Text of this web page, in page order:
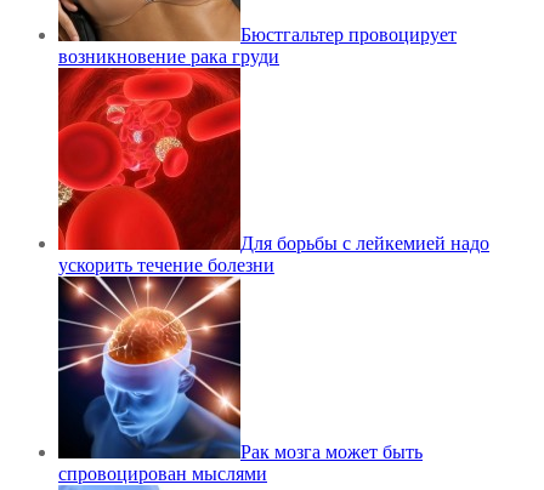
Бюстгальтер провоцирует
возникновение рака груди
Для борьбы с лейкемией надо
ускорить течение болезни
Рак мозга может быть
спровоцирован мыслями